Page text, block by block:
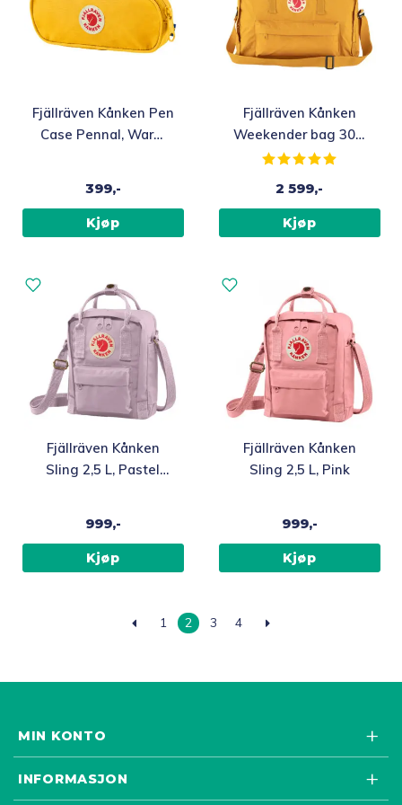
Fjällräven Kånken Pen
Case Pennal, Warm
399,-
Kjøp
Fjällräven Kånken
Weekender bag 30L,
Ochre
Karakter:
2 599,-
Kjøp
Fjällräven Kånken
Sling 2,5 L, Pastel
999,-
Kjøp
Fjällräven Kånken
Sling 2,5 L, Pink
999,-
Kjøp
1 2 3 4
MIN KONTO
INFORMASJON